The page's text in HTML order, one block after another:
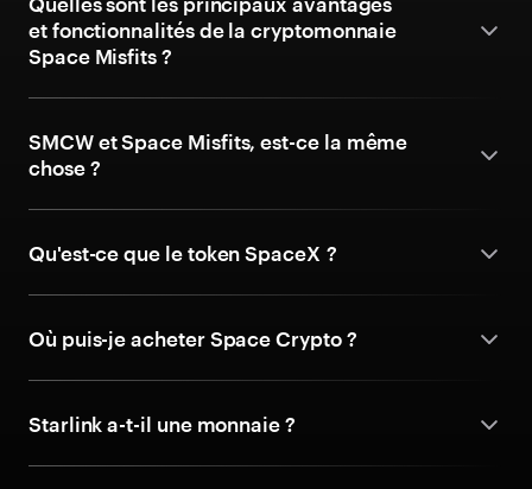
et fonctionnalités de la cryptomonnaie
Space Misfits ?
SMCW et Space Misfits, est-ce la même
chose ?
Qu'est-ce que le token SpaceX ?
Où puis-je acheter Space Crypto ?
Starlink a-t-il une monnaie ?